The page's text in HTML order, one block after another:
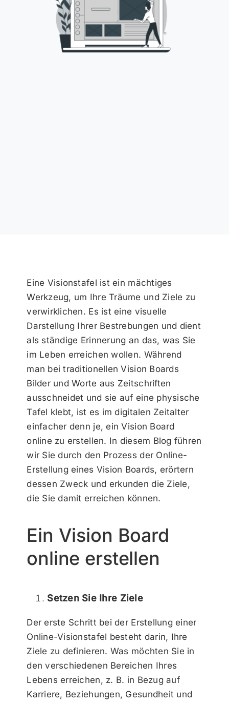
Eine Visionstafel ist ein mächtiges
Werkzeug, um Ihre Träume und Ziele zu
verwirklichen. Es ist eine visuelle
Darstellung Ihrer Bestrebungen und dient
als ständige Erinnerung an das, was Sie
im Leben erreichen wollen. Während
man bei traditionellen Vision Boards
Bilder und Worte aus Zeitschriften
ausschneidet und sie auf eine physische
Tafel klebt, ist es im digitalen Zeitalter
einfacher denn je, ein Vision Board
online zu erstellen. In diesem Blog führen
wir Sie durch den Prozess der Online-
Erstellung eines Vision Boards, erörtern
dessen Zweck und erkunden die Ziele,
die Sie damit erreichen können.
Ein Vision Board
online erstellen
Setzen Sie Ihre Ziele
Der erste Schritt bei der Erstellung einer
Online-Visionstafel besteht darin, Ihre
Ziele zu definieren. Was möchten Sie in
den verschiedenen Bereichen Ihres
Lebens erreichen, z. B. in Bezug auf
Karriere, Beziehungen, Gesundheit und